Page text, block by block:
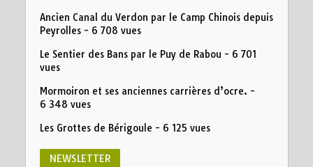
Ancien Canal du Verdon par le Camp Chinois depuis
Peyrolles- 6 708 vues
Le Sentier des Bans par le Puy de Rabou - 6 701
vues
Mormoiron et ses anciennes carrières d’ocre. -
6 348 vues
Les Grottes de Bérigoule - 6 125 vues
NEWSLETTER